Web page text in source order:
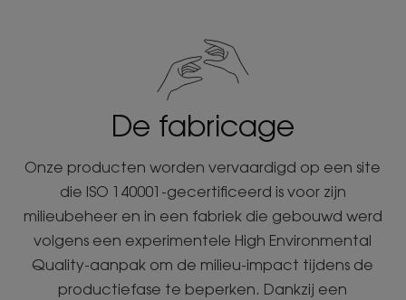
De fabricage
Onze producten worden vervaardigd op een site
die ISO 140001-gecertificeerd is voor zijn
milieubeheer en in een fabriek die gebouwd werd
volgens een experimentele High Environmental
Quality-aanpak om de milieu-impact tijdens de
productiefase te beperken. Dankzij een